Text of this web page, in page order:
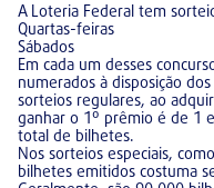
A Loteria Federal tem
Quartas-feiras
Sábados
Em cada um desses
numerados à disposição
sorteios regulares, ao
ganhar o 1º prêmio é de 1
total de bilhetes.
Nos sorteios especiais,
bilhetes emitidos costuma